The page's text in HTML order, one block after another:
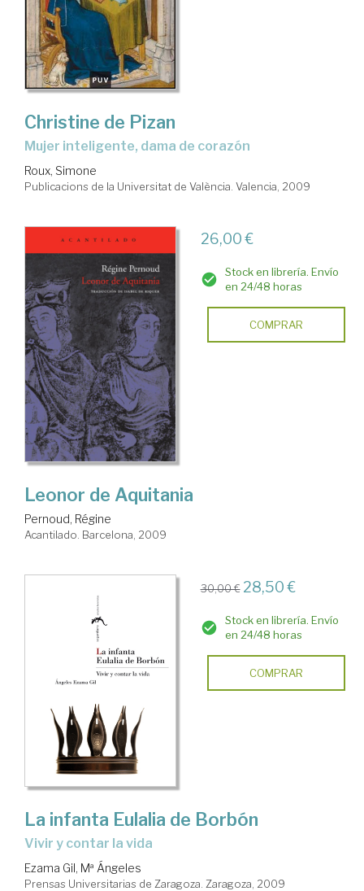
Christine de Pizan
mujer inteligente, dama de corazón
Roux, Simone
Publicacions de la Universitat de València. Valencia, 2009
26,00 €
Stock en librería. Envío
en 24/48 horas
COMPRAR
Leonor de Aquitania
Pernoud, Régine
Acantilado. Barcelona, 2009
30,00 € 28,50 €
Stock en librería. Envío
en 24/48 horas
COMPRAR
La infanta Eulalia de Borbón
vivir y contar la vida
Ezama Gil, Mª Ángeles
Prensas Universitarias de Zaragoza. Zaragoza, 2009